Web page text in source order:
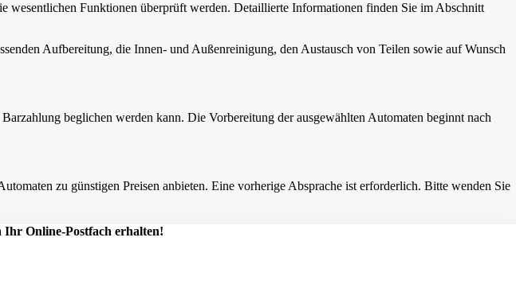
wesentlichen Funktionen überprüft werden. Detaillierte Informationen finden Sie im Abschnitt
Aufbereitung, die Innen- und Außenreinigung, den Austausch von Teilen sowie auf Wunsch
beglichen werden kann. Die Vorbereitung der ausgewählten Automaten beginnt nach
zu günstigen Preisen anbieten. Eine vorherige Absprache ist erforderlich. Bitte wenden Sie
Ihr Online-Postfach erhalten!